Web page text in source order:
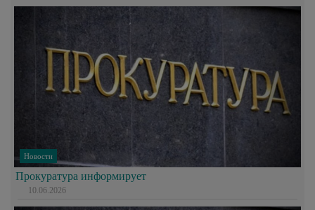
Новости
Прокуратура информирует
10.06.2026